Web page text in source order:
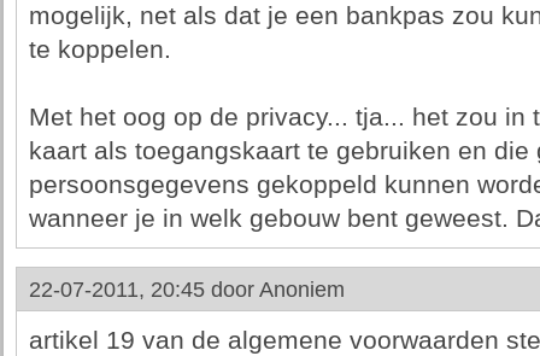
mogelijk, net als dat je een bankpas zou
te koppelen.
Met het oog op de privacy... tja... het zou in
kaart als toegangskaart te gebruiken en
persoonsgegevens gekoppeld kunnen
wanneer je in welk gebouw bent geweest.
22-07-2011, 20:45 door Anoniem
artikel 19 van de algemene voorwaarden